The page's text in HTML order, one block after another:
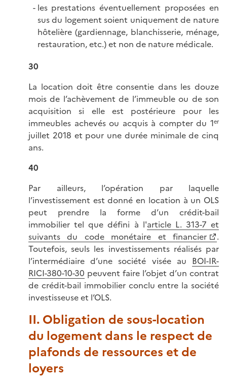
les prestations éventuellement proposées en
sus du logement soient uniquement de nature
hôtelière (gardiennage, blanchisserie, ménage,
restauration, etc.) et non de nature médicale.
30
La location doit être consentie dans les douze
mois de l’achèvement de l’immeuble ou de son
acquisition si elle est postérieure pour les
immeubles achevés ou acquis à compter du 1er
juillet 2018 et pour une durée minimale de cinq
ans.
40
Par ailleurs, l’opération par laquelle
l’investissement est donné en location à un OLS
peut prendre la forme d’un crédit-bail
immobilier tel que défini à l'article L. 313-7 et
suivants du code monétaire et financier
.
Toutefois, seuls les investissements réalisés par
l’intermédiaire d’une société visée au BOI-IR-
RICI-380-10-30 peuvent faire l’objet d’un contrat
de crédit-bail immobilier conclu entre la société
investisseuse et l’OLS.
II. Obligation de sous-location
du logement dans le respect de
plafonds de ressources et de
loyers